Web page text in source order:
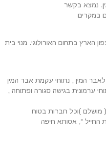
נמצא בקשר
במקרים
הארץ בתחום האורולוגי. מנוי בית
המין , נתוחי עקמת אבר המין
ערמונית בגישה סגורה ופתוחה ,
מושלם )וכל חברות בטוח
החייל “, אסותא חיפה